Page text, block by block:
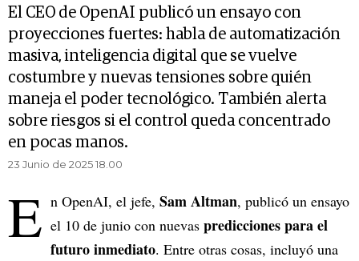
El CEO de OpenAI publicó un ensayo con
proyecciones fuertes: habla de automatización
masiva, inteligencia digital que se vuelve
costumbre y nuevas tensiones sobre quién
maneja el poder tecnológico. También alerta
sobre riesgos si el control queda concentrado
en pocas manos.
23 Junio de 2025 18.00
E n OpenAI, el jefe, Sam Altman, publicó un ensayo
el 10 de junio con nuevas predicciones para el
futuro inmediato. Entre otras cosas, incluyó una